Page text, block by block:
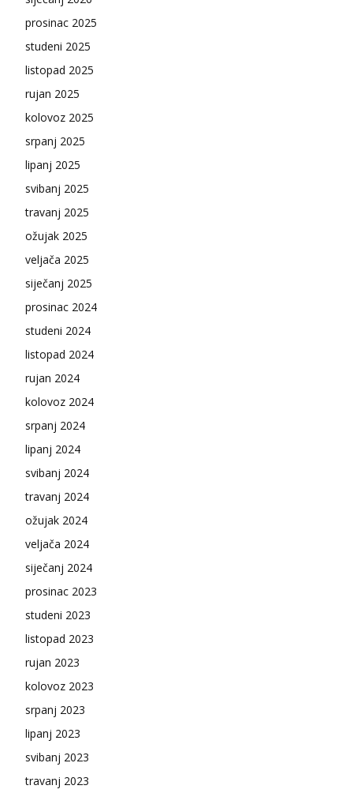
prosinac 2025
studeni 2025
listopad 2025
rujan 2025
kolovoz 2025
srpanj 2025
lipanj 2025
svibanj 2025
travanj 2025
ožujak 2025
veljača 2025
siječanj 2025
prosinac 2024
studeni 2024
listopad 2024
rujan 2024
kolovoz 2024
srpanj 2024
lipanj 2024
svibanj 2024
travanj 2024
ožujak 2024
veljača 2024
siječanj 2024
prosinac 2023
studeni 2023
listopad 2023
rujan 2023
kolovoz 2023
srpanj 2023
lipanj 2023
svibanj 2023
travanj 2023